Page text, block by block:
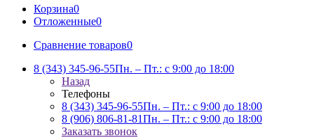
Корзина0
Отложенные0
Сравнение товаров0
8 (343) 345-96-55Пн. – Пт.: с 9:00 до 18:00
Назад
Телефоны
8 (343) 345-96-55Пн. – Пт.: с 9:00 до 18:00
8 (906) 806-81-81Пн. – Пт.: с 9:00 до 18:00
Заказать звонок